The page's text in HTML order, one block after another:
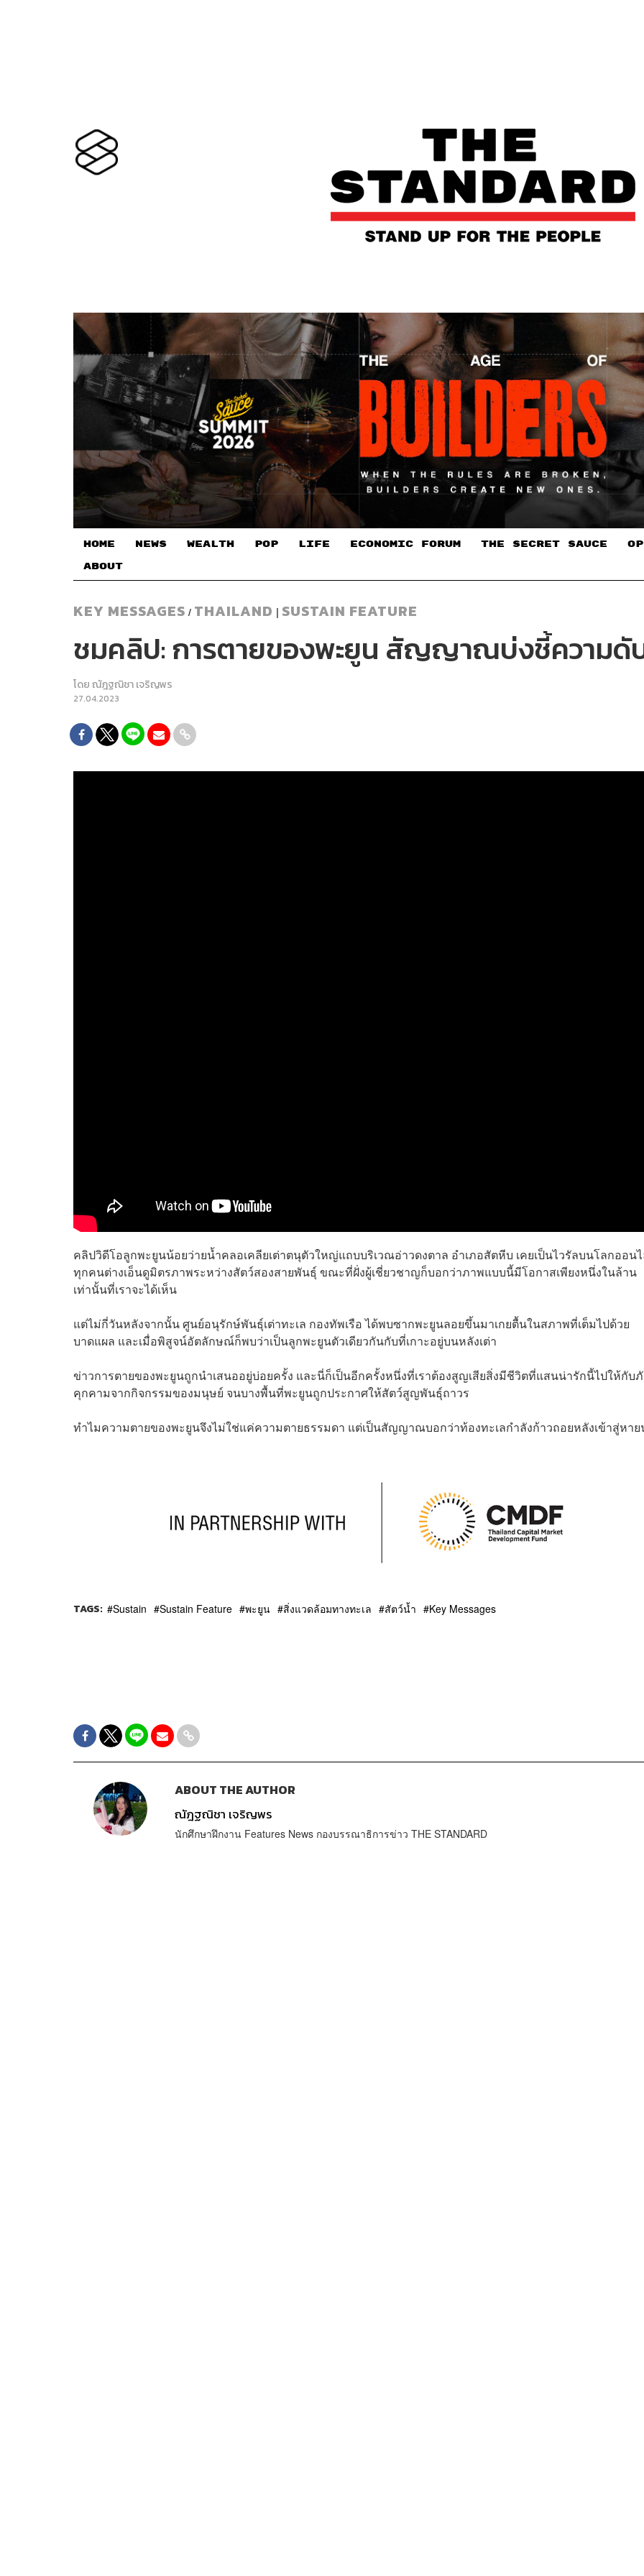
HOME NEWS WEALTH POP LIFE ECONOMIC FORUM THE SECRET SAUCE​
ABOUT
KEY MESSAGES / THAILAND | SUSTAIN FEATURE
ชมคลิป: การตายของพะยูน สัญญาณบ่งชี้ความดั
โดยณัฎฐณิชา เจริญพร
27.04.2023
คลิปวิดีโอลูกพะยูนน้อยว่ายน้ำคลอเคลียเต่าตนุตัวใหญ่แถบบริเวณอ่าวดงตาล อำเภอสัตหีบ เคยเป็นไวรัลบนโลกออน
ทุกคนต่างเอ็นดูมิตรภาพระหว่างสัตว์สองสายพันธุ์ ขณะที่ฝั่งผู้เชี่ยวชาญก็บอกว่าภาพแบบนี้มีโอกาสเพียงหนึ่งในล้าน
เท่านั้นที่เราจะได้เห็น
แต่ไม่กี่วันหลังจากนั้น ศูนย์อนุรักษ์พันธุ์เต่าทะเล กองทัพเรือ ได้พบซากพะยูนลอยขึ้นมาเกยตื้นในสภาพที่เต็มไปด้วย
บาดแผล และเมื่อพิสูจน์อัตลักษณ์ก็พบว่าเป็นลูกพะยูนตัวเดียวกันกับที่เกาะอยู่บนหลังเต่า
ข่าวการตายของพะยูนถูกนำเสนออยู่บ่อยครั้ง และนี่ก็เป็นอีกครั้งหนึ่งที่เราต้องสูญเสียสิ่งมีชีวิตที่แสนน่ารักนี้ไปให้กับ
คุกคามจากกิจกรรมของมนุษย์ จนบางพื้นที่พะยูนถูกประกาศให้สัตว์สูญพันธุ์ถาวร
ทำไมความตายของพะยูนจึงไม่ใช่แค่ความตายธรรมดา แต่เป็นสัญญาณบอกว่าท้องทะเลกำลังก้าวถอยหลังเข้าสู่หาย
TAGS: Sustain Sustain Feature พะยูน สิ่งแวดล้อมทางทะเล สัตว์น้ำ Key Messages
ABOUT THE AUTHOR
ณัฎฐณิชา เจริญพร
นักศึกษาฝึกงาน Features News กองบรรณาธิการข่าว THE STANDARD